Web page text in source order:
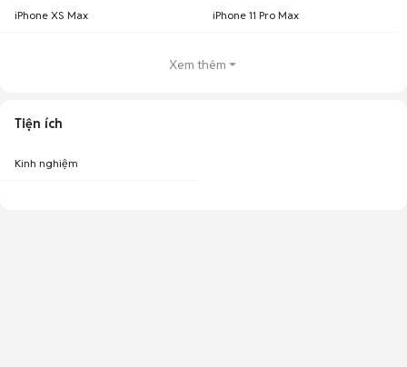
iPhone XS Max iPhone 11 Pro Max
Xem thêm
Tiện ích
Kinh nghiệm